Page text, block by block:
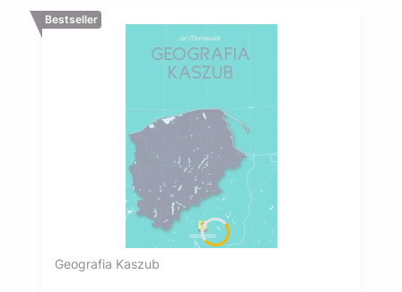
Bestseller
Geografia Kaszub